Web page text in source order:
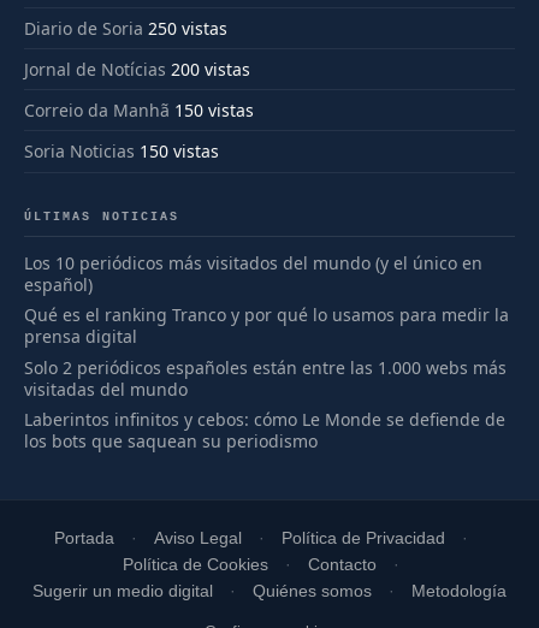
Diario de Soria 250 vistas
Jornal de Notícias 200 vistas
Correio da Manhã 150 vistas
Soria Noticias 150 vistas
ÚLTIMAS NOTICIAS
Los 10 periódicos más visitados del mundo (y el único en
español)
Qué es el ranking Tranco y por qué lo usamos para medir la
prensa digital
Solo 2 periódicos españoles están entre las 1.000 webs más
visitadas del mundo
Laberintos infinitos y cebos: cómo Le Monde se defiende de
los bots que saquean su periodismo
Portada Aviso Legal
Política de Privacidad
Política de Cookies
Contacto
Sugerir un medio digital
Quiénes somos Metodología